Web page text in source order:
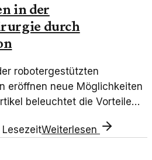
in der
durch
robotergestützten
eröffnen neue Möglichkeiten
beleuchtet die Vorteile
LesezeitWeiterlesen